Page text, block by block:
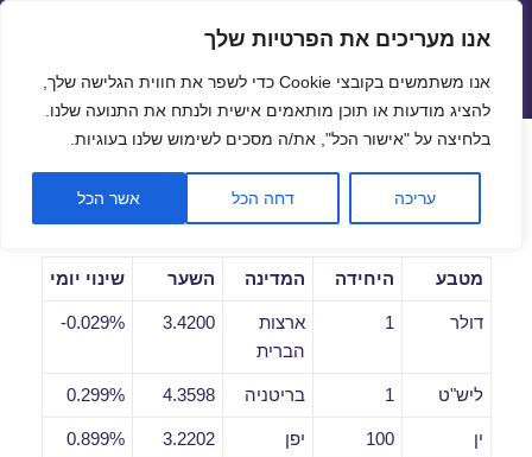
פתח
אנו מעריכים את הפרטיות שלך
אנו משתמשים בקובצי Cookie כדי לשפר את חווית הגלישה שלך,
להציג מודעות או תוכן מותאמים אישית ולנתח את התנועה שלנו.
בלחיצה על "אישור הכל", את/ה מסכים לשימוש שלנו בעוגיות.
עריכה דחה הכל אשר הכל
שערי חליפין יציגים – שער יציג
תפריטים
ווידג'טים
שערי חליפין יומיים לתאריך
24/07/2020
מטבע היחידה המדינה השער שינוי יומי
דולר 1
ארצות
הברית
3.4200
0.029%-
ליש"ט 1 בריטניה 4.3598
0.299%
ין 100 יפן 3.2202
0.899%